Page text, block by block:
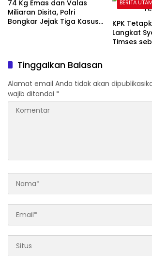
74 Kg Emas dan Valas
Miliaran Disita, Polri
Bongkar Jejak Tiga Kasus
BERITA
KPK
Langkat
Timses
Tinggalkan Balasan
Alamat email Anda tidak akan
wajib ditandai *